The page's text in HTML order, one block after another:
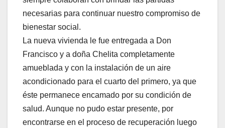
necesarias para continuar nuestro compromiso de
bienestar social.
La nueva vivienda le fue entregada a Don
Francisco y a doña Chelita completamente
amueblada y con la instalación de un aire
acondicionado para el cuarto del primero, ya que
éste permanece encamado por su condición de
salud. Aunque no pudo estar presente, por
encontrarse en el proceso de recuperación luego